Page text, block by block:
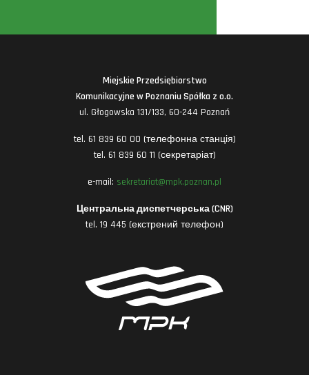
Miejskie Przedsiębiorstwo
Komunikacyjne w Poznaniu Spółka z o.o.
ul. Głogowska 131/133, 60-244 Poznań
tel. 61 839 60 00 (телефонна станція)
tel. 61 839 60 11 (секретаріат)
e-mail: sekretariat@mpk.poznan.pl
Центральна диспетчерська (CNR)
tel. 19 445 (екстрений телефон)